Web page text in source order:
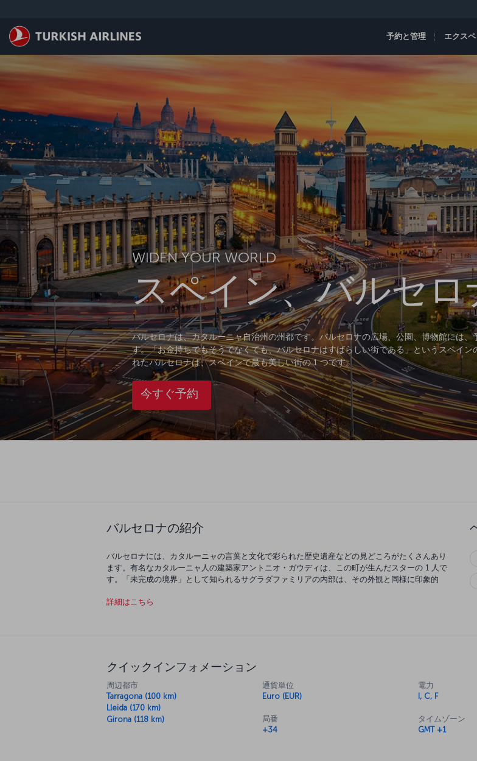
予約と管理 エクス
WIDEN YOUR WORLD
スペイン、バルセロ
バルセロナは、カタルーニャ自治州の州都です。バルセロナの広場、公園、博物館には
す。「お金持ちでもそうでなくても、バルセロナはすばらしい街である」というスペイ
れたバルセロナは、スペインで最も美しい街の 1 つです。
今すぐ予約
バルセロナの紹介
バルセロナには、カタルーニャの言葉と文化で彩られた歴史遺産などの見どころがたくさんあり
ます。有名なカタルーニャ人の建築家アントニオ・ガウディは、この町が生んだスターの 1 人で
す。「未完成の境界」として知られるサグラダファミリアの内部は、その外観と同様に印象的
を垣間見ることができます。ランブラス通りでは心が躍り、ピカソ美術館やミロ美術館では魂が
詳細はこちら
クイックインフォメーション
周辺都市
Tarragona (100 km)
Lleida (170 km)
Girona (118 km)
通貨単位
Euro (EUR)
局番
+34
電力
I, C, F
タイムゾーン
GMT +1